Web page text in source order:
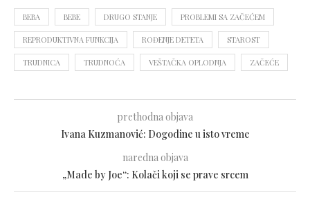
BEBA BEBE DRUGO STANJE PROBLEMI SA ZAČEĆEM
REPRODUKTIVNA FUNKCIJA ROĐENJE DETETA STAROST
TRUDNICA TRUDNOĆA VEŠTAČKA OPLODNJA ZAČEĆE
prethodna objava
Ivana Kuzmanović: Dogodine u isto vreme
naredna objava
„Made by Joe“: Kolači koji se prave srcem